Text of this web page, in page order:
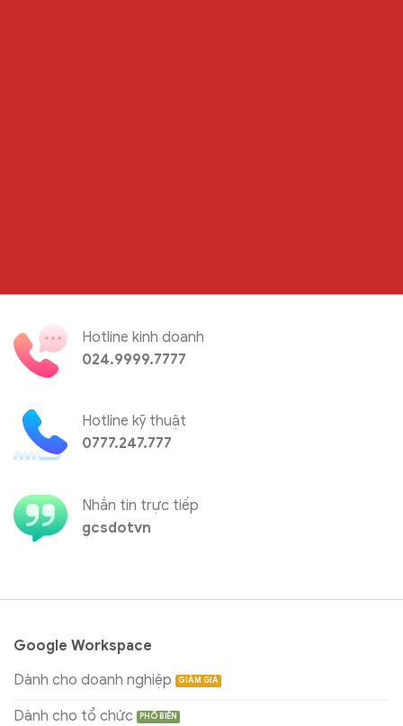
Hotline kinh doanh
024.9999.7777
Hotline kỹ thuật
0777.247.777
Nhắn tin trực tiếp
gcsdotvn
Google Workspace
Dành cho doanh nghiệp
Dành cho tổ chức